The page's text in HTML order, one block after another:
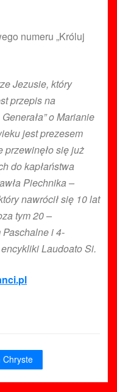
numeru „Króluj
Jezusie, który
przepis na
o Marianie
jest prezesem
przewinęło się już
do kapłaństwa
Piechnika –
nawrócił się 10 lat
tym 20 –
i 4-
Laudoato Si.
Chryste